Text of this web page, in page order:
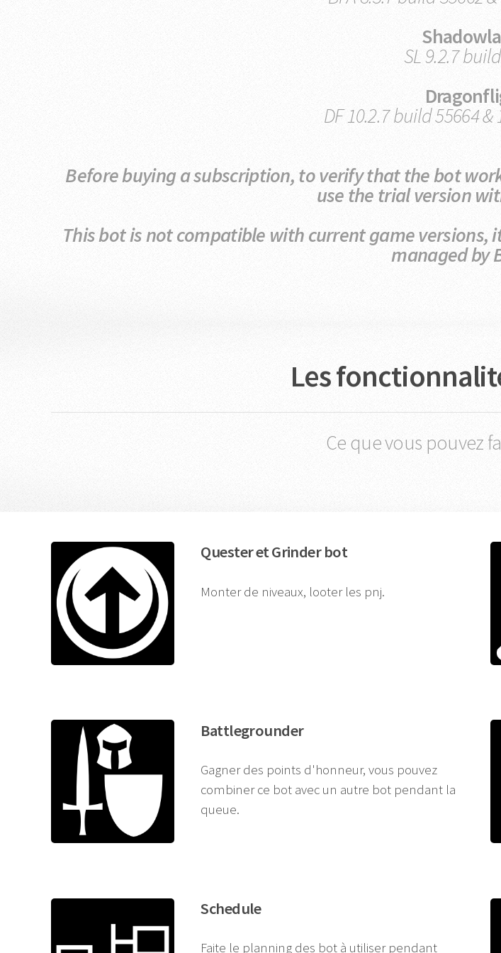
SL 9.2.7
DF 10.2.7 build 55664
Before buying a subscription, to verify that the bot
use the trial version
This bot is not compatible with current game
managed by
Les
Ce que vous pouvez
Quester et Grinder bot
Monter de niveaux, looter les pnj.
Battlegrounder
Gagner des points d'honneur, vous pouvez
combiner ce bot avec un autre bot pendant la
queue.
Schedule
Faite le planning des bot à utiliser pendant